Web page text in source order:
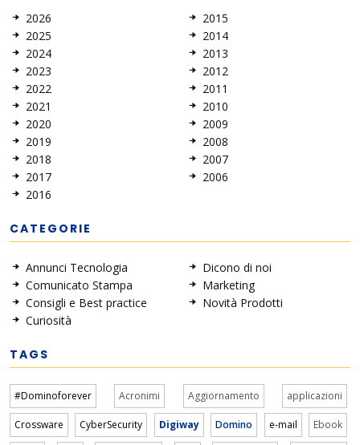
2026
2025
2024
2023
2022
2021
2020
2019
2018
2017
2016
2015
2014
2013
2012
2011
2010
2009
2008
2007
2006
CATEGORIE
Annunci Tecnologia
Comunicato Stampa
Consigli e Best practice
Curiosità
Dicono di noi
Marketing
Novità Prodotti
TAGS
#Dominoforever Acronimi Aggiornamento applicazioni
Crossware CyberSecurity Digiway Domino e-mail Ebook